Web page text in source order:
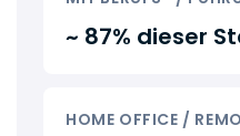
~ 87% dieser
HOME OFFICE /